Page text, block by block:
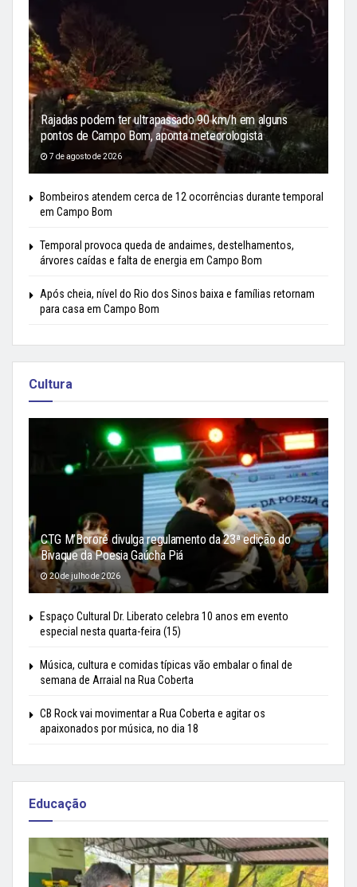
Rajadas podem ter ultrapassado 90 km/h em alguns
pontos de Campo Bom, aponta meteorologista
7 de agosto de 2026
Bombeiros atendem cerca de 12 ocorrências durante temporal
em Campo Bom
Temporal provoca queda de andaimes, destelhamentos,
árvores caídas e falta de energia em Campo Bom
Após cheia, nível do Rio dos Sinos baixa e famílias retornam
para casa em Campo Bom
Cultura
CTG M’Bororé divulga regulamento da 23ª edição do
Bivaque da Poesia Gaúcha Piá
20 de julho de 2026
Espaço Cultural Dr. Liberato celebra 10 anos em evento
especial nesta quarta-feira (15)
Música, cultura e comidas típicas vão embalar o final de
semana de Arraial na Rua Coberta
CB Rock vai movimentar a Rua Coberta e agitar os
apaixonados por música, no dia 18
Educação